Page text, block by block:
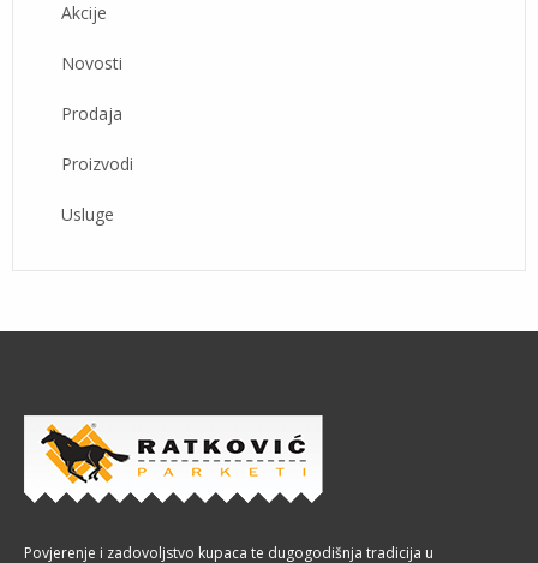
Akcije
Novosti
Prodaja
Proizvodi
Usluge
Povjerenje i zadovoljstvo kupaca te dugogodišnja tradicija u